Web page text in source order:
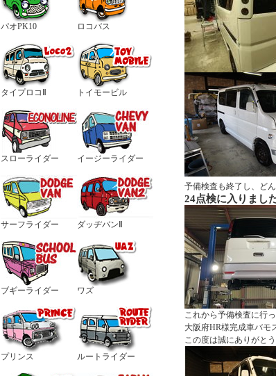
パオPK10 ロコバス
タイプロコⅡ トイモービル
スローライダー イージーライダー
サーフライダー ダッヂバンⅡ
ブギーライダー ワズ
プリンス ルートライダー
予備検査も終了し、ど
24点検に入りまし
これから予備検査に行
大阪府HR様完成車バモ
この度は誠にありがとう